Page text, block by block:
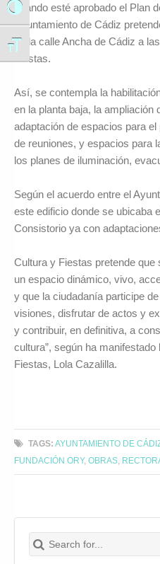
Alternar alto contraste
Alternar tamaño de letra
cuando esté aprobado el Plan
Ayuntamiento de Cádiz
en la calle Ancha de Cádiz a
Fiestas.
Así, se contempla la
en la planta baja, la ampliación
adaptación de espacios para
de reuniones, y espacios para
los planes de iluminación,
Según el acuerdo entre el
este edificio donde se ubicaba
Consistorio ya con
Cultura y Fiestas pretende
un espacio dinámico, vivo,
y que la ciudadanía participe
visiones, disfrutar de actos y
y contribuir, en definitiva, a
cultura”, según ha
Fiestas, Lola Cazalilla.
TAGS: AYUNTAMIENTO DE
FUNDACIÓN ORY, OBRAS
Search for:
Buscar